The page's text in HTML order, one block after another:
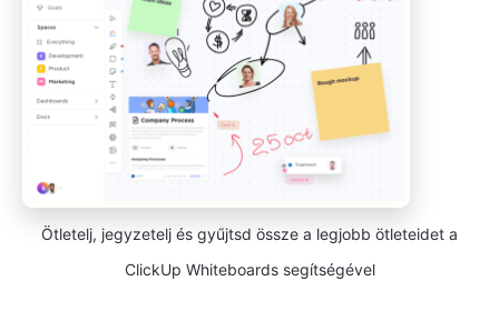
Ötletelj, jegyzetelj és gyűjtsd össze a legjobb ötleteidet a
ClickUp Whiteboards segítségével